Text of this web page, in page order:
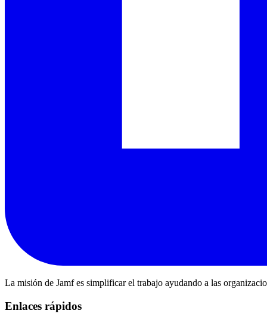
La misión de Jamf es simplificar el trabajo ayudando a las
Enlaces rápidos